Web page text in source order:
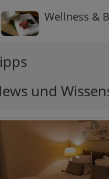
Wellness &
und